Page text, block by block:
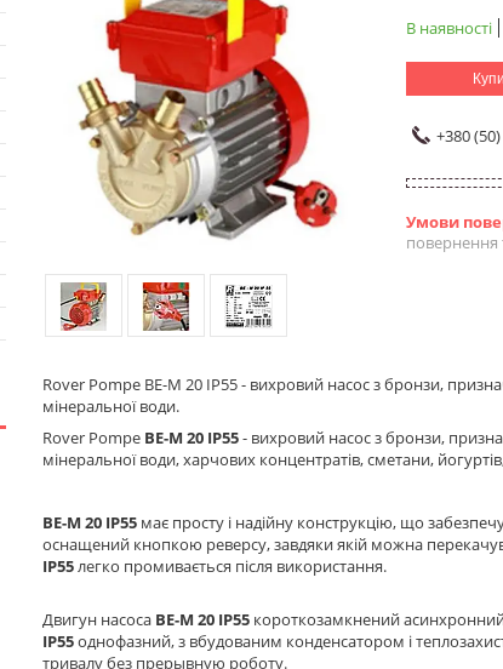
В наявності
+380
повернення
Rover Pompe BE-M 20 IP55 - вихровий насос з бронзи,
мінеральної води.
Rover Pompe BE-M 20 IP55- вихровий насос з бронзи,
мінеральної води, харчових концентратів, сметани,
BE-M 20 IP55 має просту і надійну конструкцію, що
оснащений кнопкою реверсу, завдяки якій можна
IP55 легко промивається після використання.
Двигун насоса BE-M 20 IP55 короткозамкнений
IP55однофазний, з вбудованим конденсатором і
тривалу без прерывную роботу.